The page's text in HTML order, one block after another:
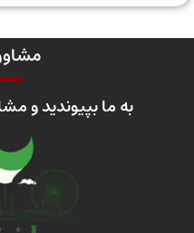
به ما بپیوندید و